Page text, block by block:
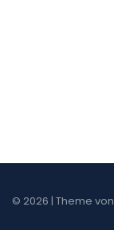
© 2026 | Theme von